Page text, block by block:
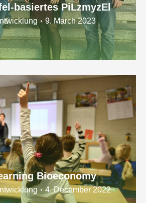
basiertes PiLzmyzEl
9. March 2023
Bioeconomy
4. December 2022